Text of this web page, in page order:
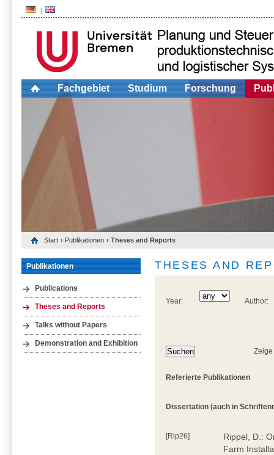
Fachgebiet Studium Forschung
Start › Publikationen › Theses and Reports
Publikationen
Publications
Theses and Reports
Talks without Papers
Demonstration and Exhibition
THESES AND
Year: Author:
Referierte Publikationen
Dissertation (auch in
[Rip26]
Rippel, D.:
Farm